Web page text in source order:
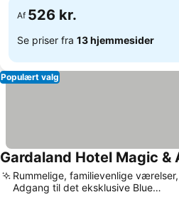
Af 526 kr.
Se priser fra 13 hjemmesider
Populært valg
Gardaland Hotel Magic &
Rummelige, familievenlige værelser,
Adgang til det eksklusive Blue